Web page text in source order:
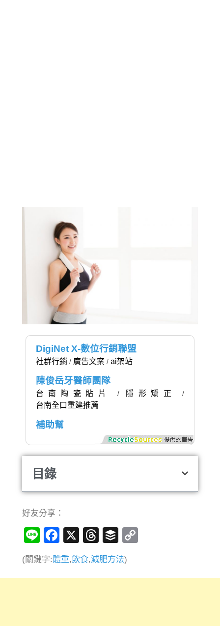
DigiNet X-數位行銷聯盟
社群行銷 / 廣告文案/ ai架站
陳俊岳牙醫師團隊
台南陶瓷貼片 / 隱形矯正 /
台南全口重建推薦
補助幫
目錄
好友分享：
LineFacebook
X Threads
Buffer
(關鍵字:體重,飲食,減肥方法)